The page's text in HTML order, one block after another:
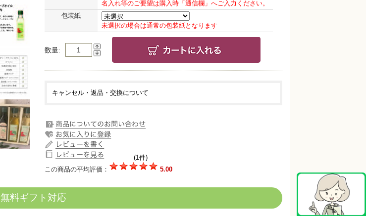
名入れ等のご要望は購入時「通信欄」へご入力ください。
包装紙
未選択の場合は通常の包装紙となります
数量
キャンセル・返品・交換について
(1件)
この商品の平均評価：
5.00
無料ギフト対応